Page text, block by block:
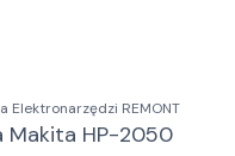
Elektronarzędzi REMONT
Makita HP-2050